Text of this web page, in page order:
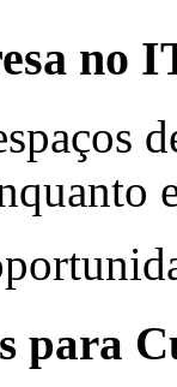
no
para